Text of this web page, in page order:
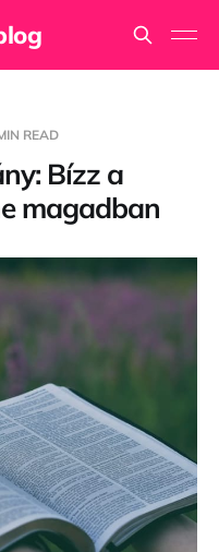
READ
Bízz a
magadban